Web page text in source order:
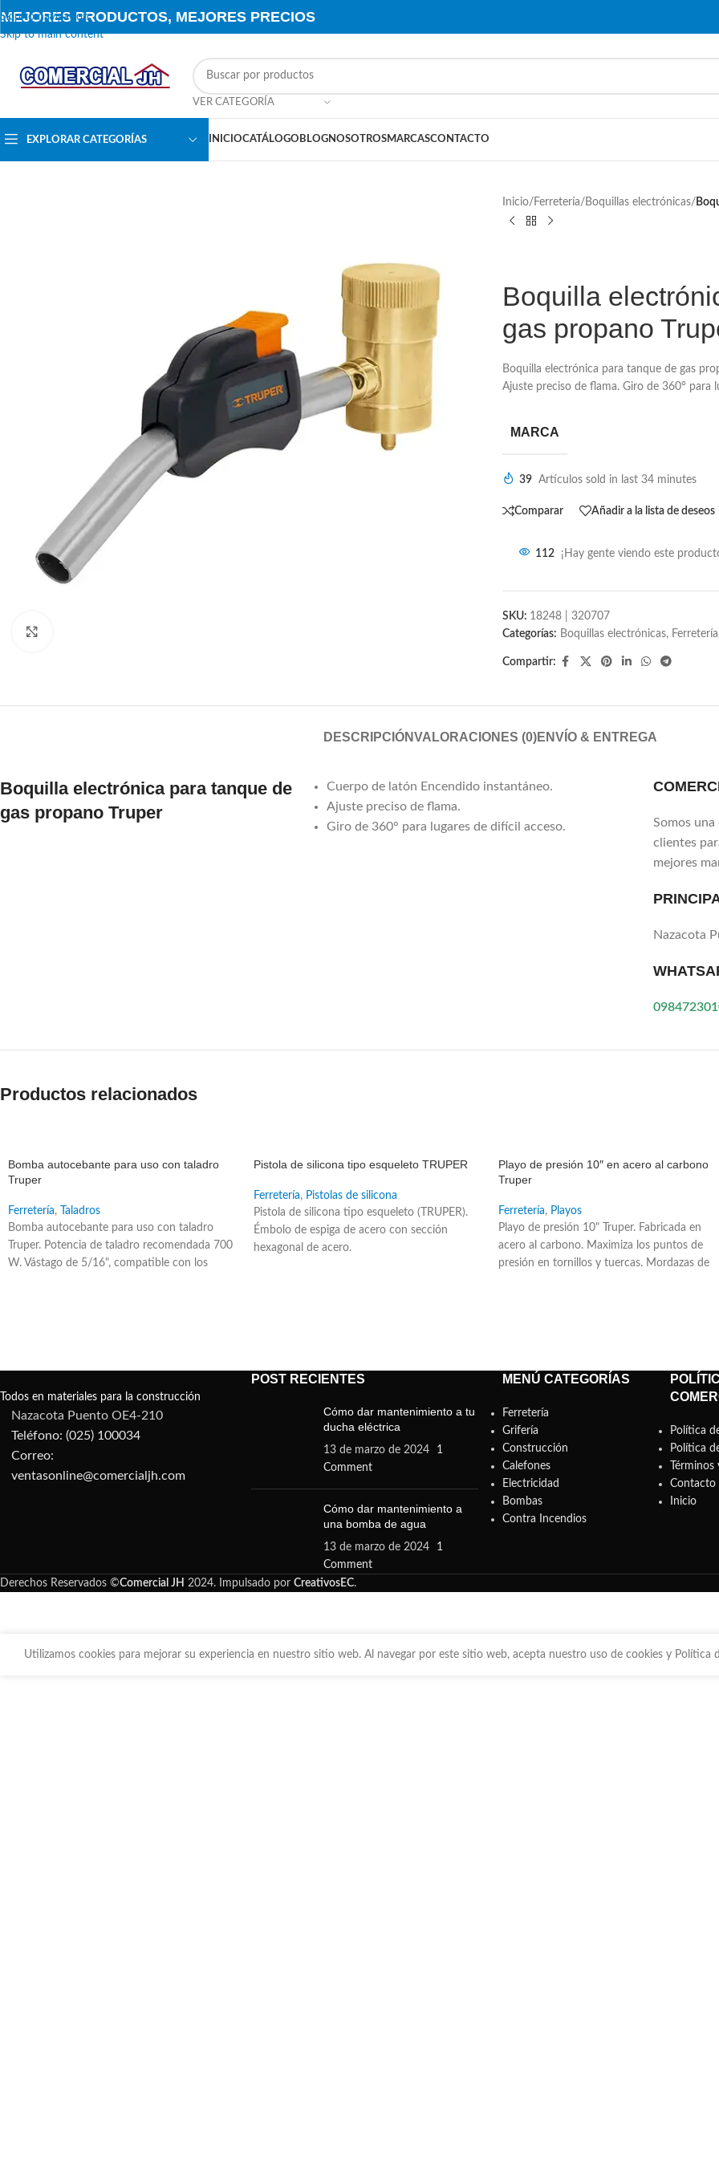
Skip to navigation
Skip to main content
MEJORES PRODUCTOS, MEJORES PRECIOS
VER CATEGORÍA
EXPLORAR CATEGORÍAS INICIOCATÁLOGO BLOGNOSOTROSMARCASCONTACTO
Inicio/ Ferretería/ Boquillas electrónicas/
Boquilla
gas propano
Boquilla electrónica para tanque de gas
Ajuste preciso de flama. Giro de 360° para
MARCA
39 Artículos sold in last 34 minutes
Comparar Añadir a la lista de deseos
112 ¡Hay gente viendo este
SKU: 18248 | 320707
Categorías: Boquillas electrónicas, Ferretería
Compartir:
DESCRIPCIÓNVALORACIONES (0)ENVÍO & ENTREGA
Boquilla electrónica para tanque de
gas propano Truper
Cuerpo de latón Encendido instantáneo.
Ajuste preciso de flama.
Giro de 360° para lugares de difícil acceso.
Somos
clientes
mejores
Nazacota
Productos relacionados
Bomba autocebante para uso con taladro
Truper
Ferretería,
Taladros
Bomba autocebante para uso con taladro
Truper. Potencia de taladro recomendada 700
W. Vástago de 5/16", compatible con los
Pistola de silicona tipo esqueleto TRUPER
Ferretería, Pistolas de silicona
Pistola de silicona tipo esqueleto (TRUPER).
Émbolo de espiga de acero con sección
hexagonal de acero.
Playo de presión 10″ en acero al carbono
Truper
Ferretería, Playos
Playo de presión 10" Truper. Fabricada en
acero al carbono. Maximiza los puntos de
presión en tornillos y tuercas. Mordazas de
Todos en materiales para la construcción
Nazacota Puento OE4-210
Teléfono: (025) 100034
Correo:
ventasonline@comercialjh.com
POST RECIENTES
Cómo dar mantenimiento a tu
ducha eléctrica
13 de marzo de 2024
1
Comment
Cómo dar mantenimiento a
una bomba de agua
13 de marzo de 2024
1
Comment
MENÚ CATEGORÍAS
Ferretería
Grifería
Construcción
Calefones
Electricidad
Bombas
Contra Incendios
Política
Política
Contacto
Inicio
Derechos Reservados ©Comercial JH 2024. Impulsado por CreativosEC.
Utilizamos cookies para mejorar su experiencia en nuestro sitio web. Al navegar por este sitio web, acepta nuestro uso de cookies y Política